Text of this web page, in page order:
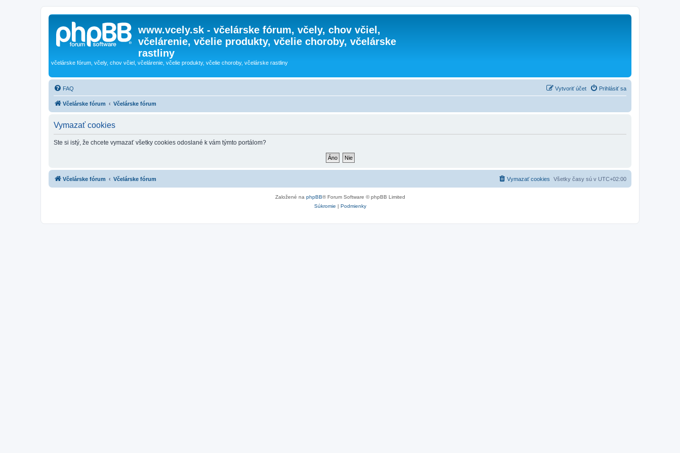
www.vcely.sk - včelárske fórum, včely, chov včiel,
včelárenie, včelie produkty, včelie choroby, včelárske
rastliny
včelárske fórum, včely, chov včiel, včelárenie, včelie produkty, včelie choroby, včelárske rastliny
FAQ Prihlásiť sa
Vytvoriť účet
Včelárske fórum Včelárske fórum
Vymazať cookies
Ste si istý, že chcete vymazať všetky cookies odoslané k vám týmto portálom?
Včelárske fórum Včelárske fórum Všetky časy sú v UTC+02:00
Vymazať cookies
Založené na phpBB® Forum Software © phpBB Limited
Súkromie | Podmienky